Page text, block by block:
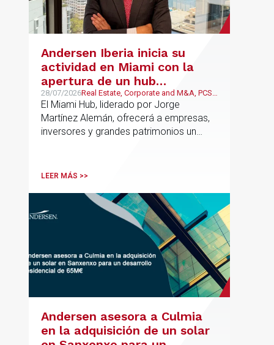
Andersen Iberia inicia su
actividad en Miami con la
apertura de un hub
estratégico para reforzar el
asesoramiento fiscal, legal y
patrimonial conectando
Europa y Latinoamérica
28/07/2026Real Estate, Corporate and M&A, PCS,
Wealth Management & Family
Business
El Miami Hub, liderado por Jorge
Martínez Alemán, ofrecerá a empresas,
inversores y grandes patrimonios un
Latinoamérica y otros mercados
LEER MÁS >>
Andersen asesora a Culmia
en la adquisición de un solar